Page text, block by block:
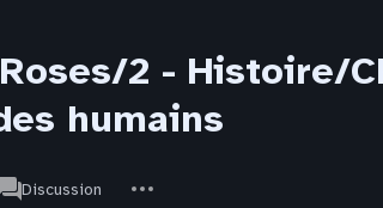
2 - Histoire/
humains
JdRDiscussion
actions